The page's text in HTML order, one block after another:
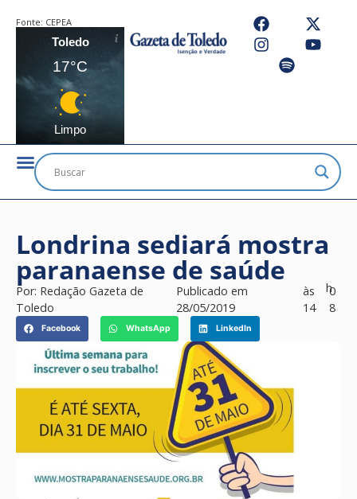
Fonte: CEPEA
Toledo
17°C
Limpo
Londrina sediará mostra
paranaense de saúde
Por: Redação Gazeta de
Toledo
Publicado em
28/05/2019
às
14
h0
8
Facebook WhatsApp LinkedIn